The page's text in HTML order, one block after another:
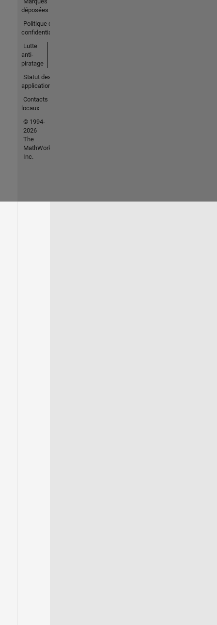
déposées
Politique de
confidentialité
Lutte
anti-
piratage
Statut des
applications
Contacts
locaux
© 1994-
2026
The
MathWorks,
Inc.